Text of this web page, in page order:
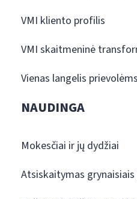
VMI kliento profilis
VMI skaitmeninė
Vienas langelis
NAUDINGA
Mokesčiai ir jų dydžiai
Atsiskaitymas grynaisiais